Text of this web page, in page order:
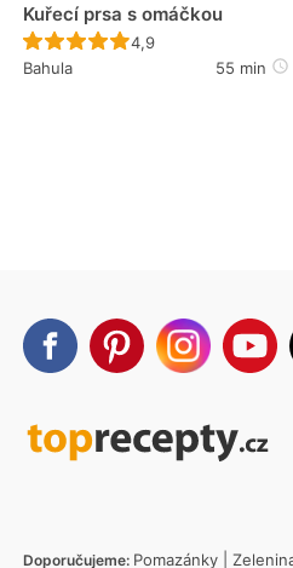
Kuřecí prsa s omáčkou
Recept ještě nebyl
4,9
Bahula
55 min
Doporučujeme: Pomazánky